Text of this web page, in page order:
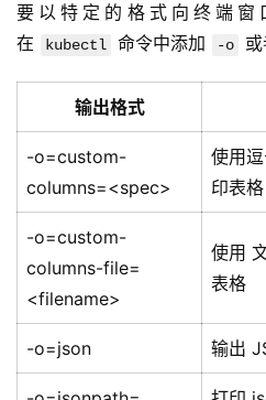
要以特定的格式向终端窗
在
kubectl 命令中添加 -o
输出格式
-o=custom-
columns=<spec>
使用
印表格
-o=custom-
columns-file=
<filename>
使用
表格
-o=json 输出